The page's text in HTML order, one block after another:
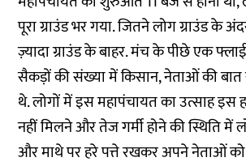
पूरा ग्राउंड भर गया. जितने लोग ग्राउंड के
ज़्यादा ग्राउंड के बाहर. मंच के पीछे एक
सैकड़ों की संख्या में किसान, नेताओं की
थे. लोगों में इस महापंचायत का उत्साह
नहीं मिलने और तेज गर्मी होने की स्थिति में
और माथे पर हरे पत्ते रखकर अपने नेताओं